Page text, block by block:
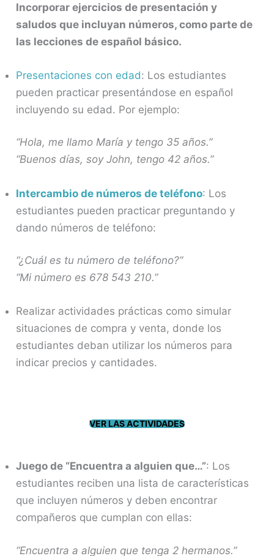
Incorporar ejercicios de presentación y
saludos que incluyan números, como parte de
las lecciones de español básico.
Presentaciones con edad: Los estudiantes
pueden practicar presentándose en español
incluyendo su edad. Por ejemplo:
“Hola, me llamo María y tengo 35 años.”
“Buenos días, soy John, tengo 42 años.”
Intercambio de números de teléfono: Los
estudiantes pueden practicar preguntando y
dando números de teléfono:
“¿Cuál es tu número de teléfono?”
“Mi número es 678 543 210.”
Realizar actividades prácticas como simular
situaciones de compra y venta, donde los
estudiantes deban utilizar los números para
indicar precios y cantidades.
VER LAS ACTIVIDADES
Juego de “Encuentra a alguien que…”: Los
estudiantes reciben una lista de características
que incluyen números y deben encontrar
compañeros que cumplan con ellas:
“Encuentra a alguien que tenga 2 hermanos.”